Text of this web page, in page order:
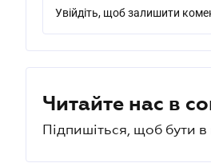
Увійдіть, щоб залишити
Читайте нас в
Підпишіться, щоб бути в